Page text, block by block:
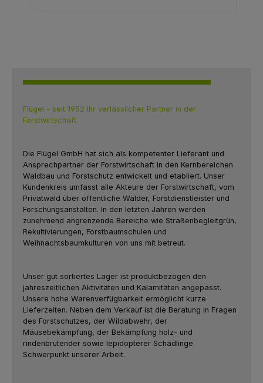
Flügel - seit 1952 Ihr verlässlicher Partner in der
Forstwirtschaft
Die Flügel GmbH hat sich als kompetenter Lieferant und
Ansprechpartner der Forstwirtschaft in den Kernbereichen
Waldbau und Forstschutz entwickelt und etabliert. Unser
Kundenkreis umfasst alle Akteure der Forstwirtschaft, vom
Privatwald über öffentliche Wälder, Forstdienstleister und
Forschungsanstalten. In den letzten Jahren werden
zunehmend angrenzende Bereiche wie Straßenbegleitgrün,
Rekultivierungen, Forstbaumschulen und
Weihnachtsbaumkulturen von uns mit betreut.
Unser gut sortiertes Lager ist produktbezogen den
jahreszeitlichen Aktivitäten und Kalamitäten angepasst.
Unsere hohe Warenverfügbarkeit ermöglicht kurze
Lieferzeiten. Neben dem Verkauf ist die Beratung in Fragen
des Forstschutzes, der Wildabwehr, der
Mäusebekämpfung, der Bekämpfung holz- und
rindenbrütender sowie lepidopterer Schädlinge
Schwerpunkt unserer Arbeit.